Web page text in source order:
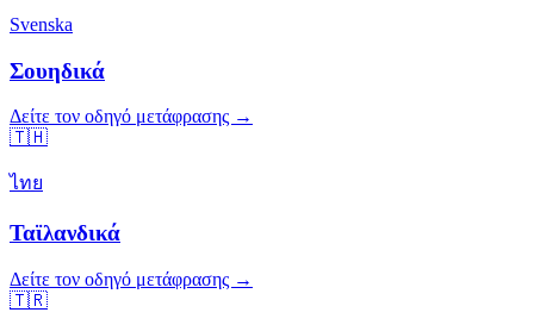
Svenska
Σουηδικά
Δείτε τον οδηγό μετάφρασης →
🇹🇭
ไทย
Ταϊλανδικά
Δείτε τον οδηγό μετάφρασης →
🇹🇷